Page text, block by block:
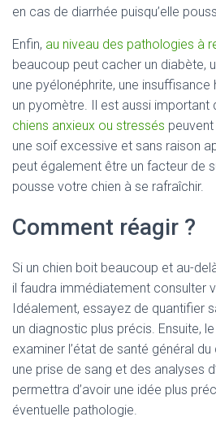
en cas de diarrhée puisqu’elle
Enfin, au niveau des pathologies à
beaucoup peut cacher un diabète,
une pyélonéphrite, une
un pyomètre. Il est aussi important
chiens anxieux ou stressés
une soif excessive et sans raison
peut également être un facteur de
pousse votre chien à se rafraîchir.
Comment réagir ?
Si un chien boit beaucoup et au-
il faudra immédiatement consulter
Idéalement, essayez de quantifier
un diagnostic plus précis. Ensuite,
examiner l’état de santé général
une prise de sang et des analyses
permettra d’avoir une idée plus
éventuelle pathologie.